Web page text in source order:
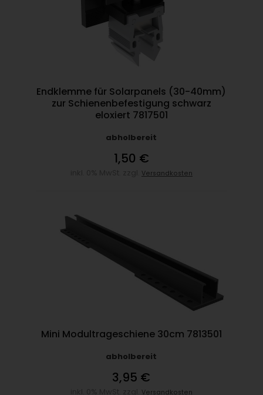
Endklemme für Solarpanels (30-40mm)
zur Schienenbefestigung schwarz
eloxiert 7817501
abholbereit
1,50 €
Versandkosten
Mini Modultrageschiene 30cm 7813501
abholbereit
3,95 €
Versandkosten